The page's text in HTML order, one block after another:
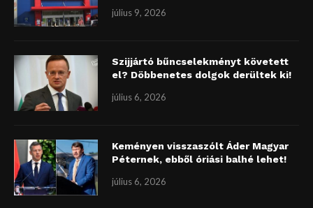
július 9, 2026
Szijjártó bűncselekményt követett
el? Döbbenetes dolgok derültek ki!
július 6, 2026
Keményen visszaszólt Áder Magyar
Péternek, ebből óriási balhé lehet!
július 6, 2026